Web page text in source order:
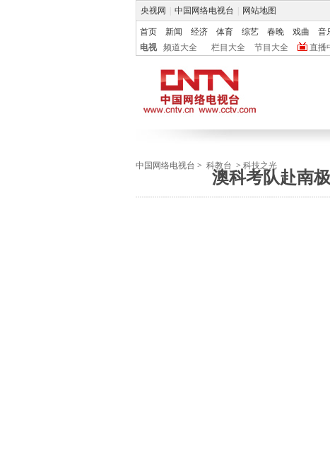
央视网 中国网络电视台 网站地图
首页 新闻 经济 体育 综艺 春晚 戏曲 音
电视
频道大全 栏目大全 节目大全 直播
中国网络电视台 > 科教台 > 科技之光
澳科考队赴南